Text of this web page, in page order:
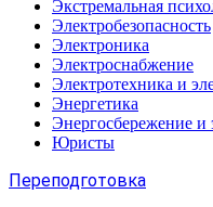
Экстремальная
Электробезопасность
Электроника
Электроснабжение
Электротехника и
Энергетика
Энергосбережение и
Юристы
Переподготовка